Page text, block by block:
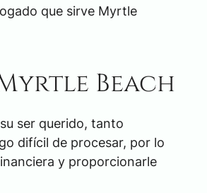
que sirve Myrtle
Beach
ser querido, tanto
difícil de procesar, por lo
y proporcionarle